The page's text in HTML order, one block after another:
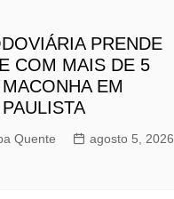
PRENDE
COM MAIS DE 5
EM
Quente
agosto 5, 2026